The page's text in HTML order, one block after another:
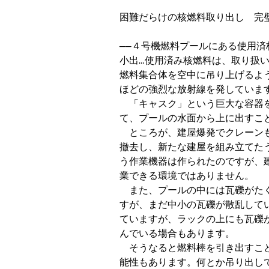
困難だらけの核燃料取り出し　完
──４号機燃料プールにある使用
小出…使用済み核燃料は、取り扱
燃料集合体を空中に吊り上げるよ
ほどの強烈な放射線を発していま
「キャスク」という巨大な容器
て、プールの水面から上に出すこ
ところが、建屋爆発でクレーン
撤去し、新たな建屋を組み立てた
う作業機器は作られたのですが
業できる環境ではありません。
また、プールの中には瓦礫がた
すが、まだ中小の瓦礫が散乱して
ていますが、ラックの上にも瓦礫
んでいる場合もあります。
そうなると燃料棒を引き出すこ
能性もあります。何とか吊り出し